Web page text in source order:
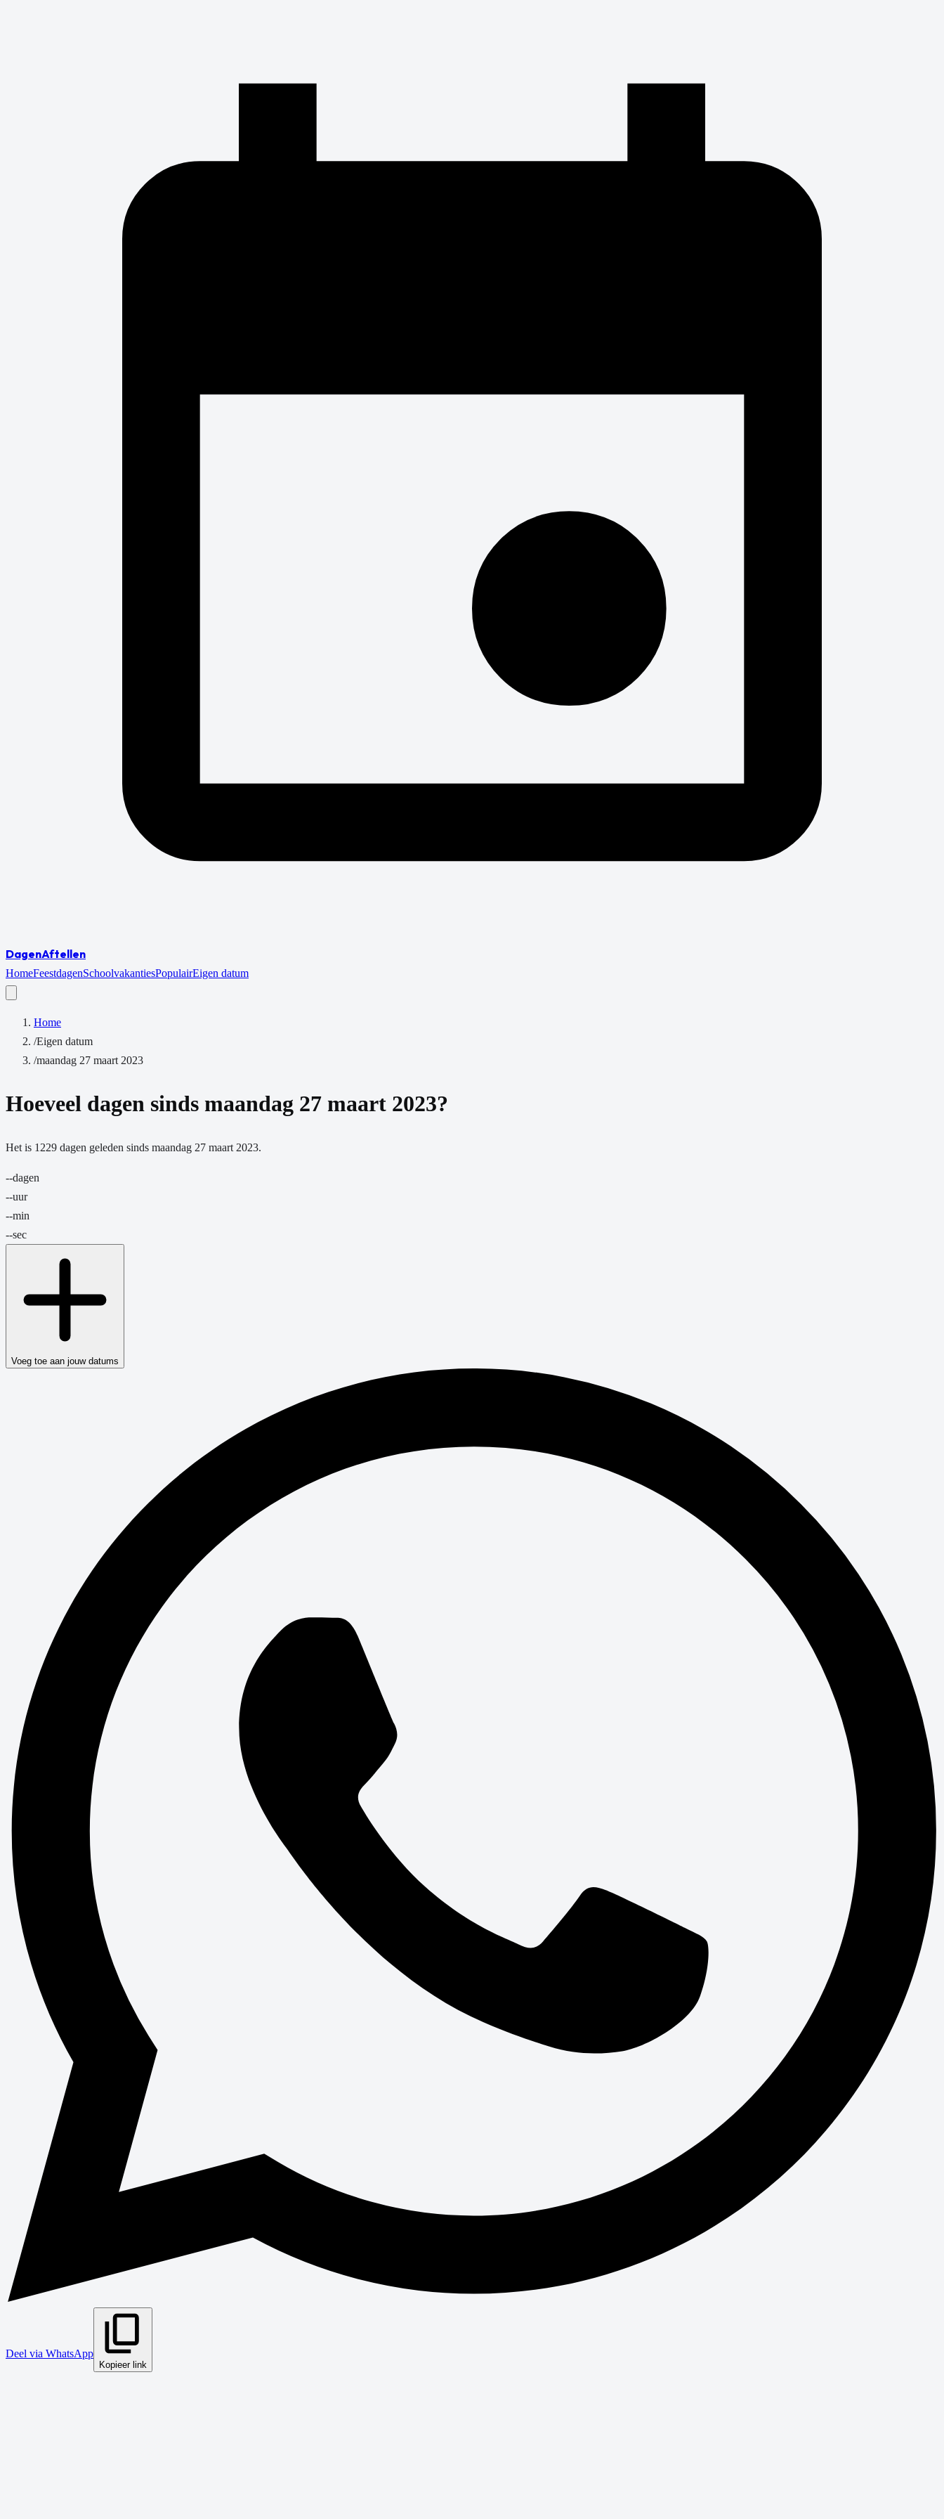
DagenAftellen
HomeFeestdagenSchoolvakantiesPopulairEigen datum
Home
/Eigen datum
/maandag 27 maart 2023
Hoeveel dagen sinds maandag 27 maart 2023?
Het is 1229 dagen geleden sinds maandag 27 maart 2023.
--dagen
--uur
--min
--sec
Voeg toe aan jouw datums
Deel via WhatsApp
Kopieer link